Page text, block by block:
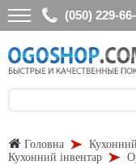
(050) 229-
Головна
Кухонний інвентар